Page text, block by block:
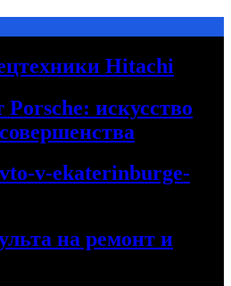
Hitachi
искусство
v-ekaterinburge-
на ремонт и